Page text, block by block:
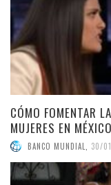
CÓMO FOMENTAR
MUJERES EN MÉXICO
BANCO MUNDIAL 30/